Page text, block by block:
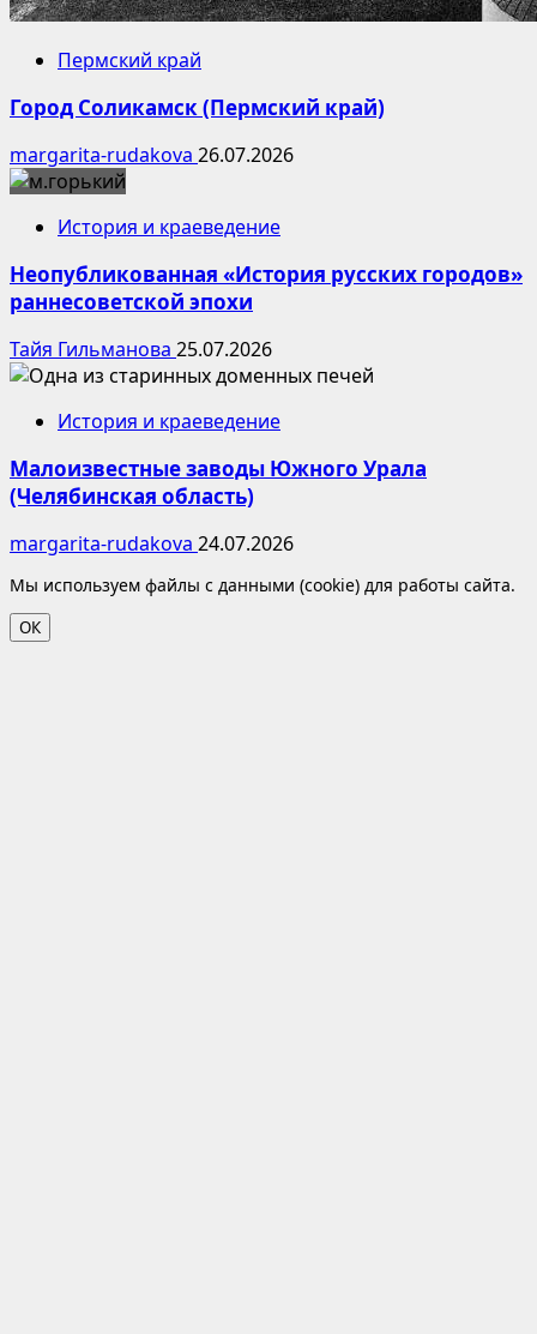
Пермский край
Город Соликамск (Пермский край)
margarita-rudakova 26.07.2026
История и краеведение
Неопубликованная «История русских городов»
раннесоветской эпохи
Тайя Гильманова 25.07.2026
История и краеведение
Малоизвестные заводы Южного Урала
(Челябинская область)
margarita-rudakova 24.07.2026
Мы используем файлы с данными (cookie) для работы сайта.
ОК